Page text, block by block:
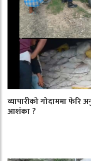
व्यापारीको गोदाममा फेरि
आशंका ?